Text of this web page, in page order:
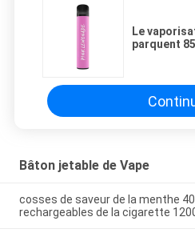
Le
parquent
Bâton jetable de Vape
cosses de saveur de la menthe
rechargeables de la cigarette